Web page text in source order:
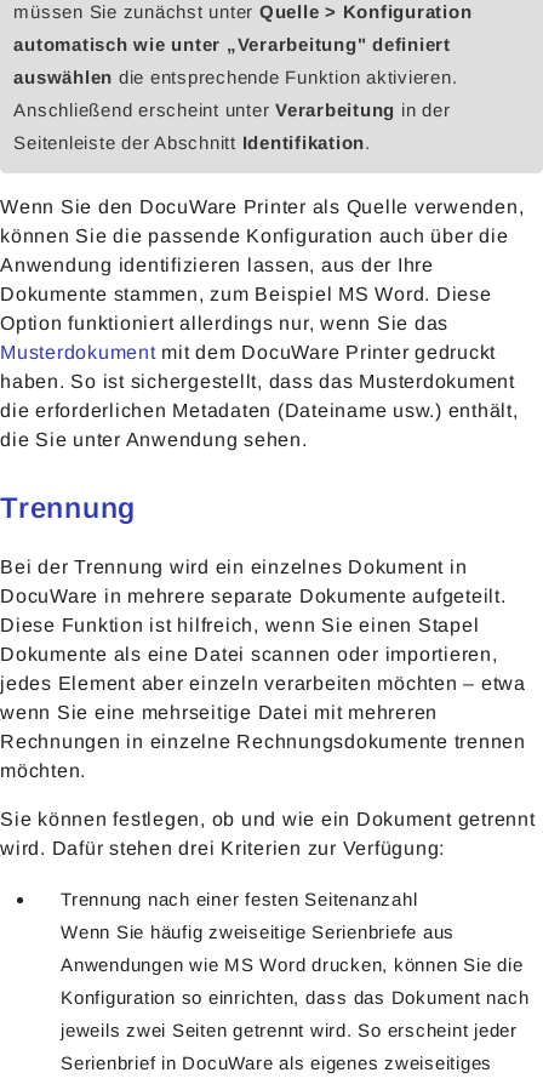
müssen Sie zunächst unter Quelle > Konfiguration
automatisch wie unter „Verarbeitung" definiert
auswählen die entsprechende Funktion aktivieren.
Anschließend erscheint unter Verarbeitung in der
Seitenleiste der Abschnitt Identifikation.
Wenn Sie den DocuWare Printer als Quelle verwenden,
können Sie die passende Konfiguration auch über die
Anwendung identifizieren lassen, aus der Ihre
Dokumente stammen, zum Beispiel MS Word. Diese
Option funktioniert allerdings nur, wenn Sie das
Musterdokument mit dem DocuWare Printer gedruckt
haben. So ist sichergestellt, dass das Musterdokument
die erforderlichen Metadaten (Dateiname usw.) enthält,
die Sie unter Anwendung sehen.
Trennung
Bei der Trennung wird ein einzelnes Dokument in
DocuWare in mehrere separate Dokumente aufgeteilt.
Diese Funktion ist hilfreich, wenn Sie einen Stapel
Dokumente als eine Datei scannen oder importieren,
jedes Element aber einzeln verarbeiten möchten – etwa
wenn Sie eine mehrseitige Datei mit mehreren
Rechnungen in einzelne Rechnungsdokumente trennen
möchten.
Sie können festlegen, ob und wie ein Dokument getrennt
wird. Dafür stehen drei Kriterien zur Verfügung:
Trennung nach einer festen Seitenanzahl
Wenn Sie häufig zweiseitige Serienbriefe aus
Anwendungen wie MS Word drucken, können Sie die
Konfiguration so einrichten, dass das Dokument nach
jeweils zwei Seiten getrennt wird. So erscheint jeder
Serienbrief in DocuWare als eigenes zweiseitiges